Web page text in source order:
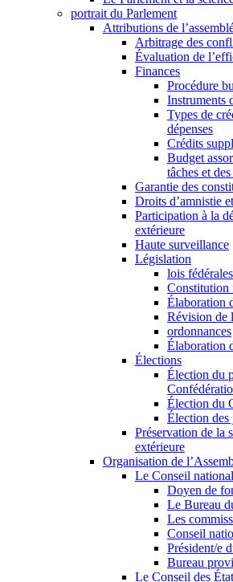
portrait du Parlement
Attributions de
Arbitrage des
Évaluation de
Finances
Procédure
Instruments
Types de
dépenses
Crédits
Budget
tâches et
Garantie des
Droits d’amnistie
Participation à la
extérieure
Haute surveillance
Législation
lois fédérales
Constitution
Élaboration
Révision de
ordonnances
Élaboration
Élections
Élection du
Élection du
Élection des
Préservation de la
extérieure
Organisation de
Le Conseil
Doyen de
Le Bureau
Les
Conseil
Président/e
Bureau
Le Conseil des